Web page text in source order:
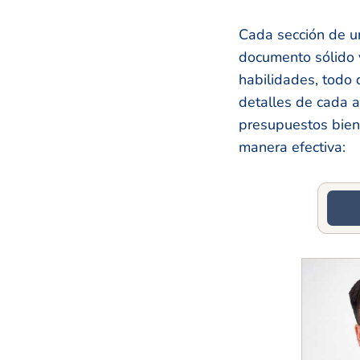
Cada sección de
documento sólido
habilidades, todo
detalles de cada
presupuestos
manera efectiva: